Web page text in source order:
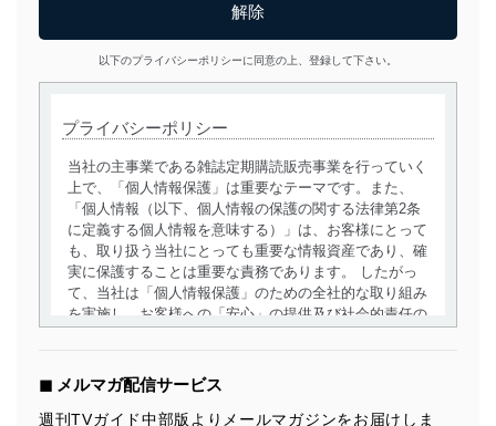
以下のプライバシーポリシーに同意の上、登録して下さい。
プライバシーポリシー
当社の主事業である雑誌定期購読販売事業を行っていく
上で、「個人情報保護」は重要なテーマです。また、
「個人情報（以下、個人情報の保護の関する法律第2条
に定義する個人情報を意味する）」は、お客様にとって
も、取り扱う当社にとっても重要な情報資産であり、確
実に保護することは重要な責務であります。 したがっ
て、当社は「個人情報保護」のための全社的な取り組み
を実施し、お客様への「安心」の提供及び社会的責任の
個人情報の取得・利用・提供について
当社は、個人情報の取得・利用・提供に際して、その利
◼︎ メルマガ配信サービス
週刊TVガイド中部版よりメールマガジンをお届けしま